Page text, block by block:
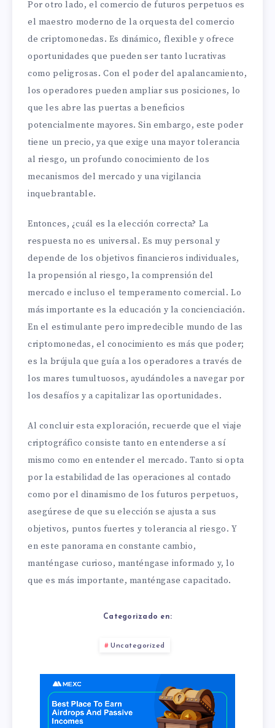
Por otro lado, el comercio de futuros perpetuos es
el maestro moderno de la orquesta del comercio
de criptomonedas. Es dinámico, flexible y ofrece
oportunidades que pueden ser tanto lucrativas
como peligrosas. Con el poder del apalancamiento,
los operadores pueden ampliar sus posiciones, lo
que les abre las puertas a beneficios
potencialmente mayores. Sin embargo, este poder
tiene un precio, ya que exige una mayor tolerancia
al riesgo, un profundo conocimiento de los
mecanismos del mercado y una vigilancia
inquebrantable.
Entonces, ¿cuál es la elección correcta? La
respuesta no es universal. Es muy personal y
depende de los objetivos financieros individuales,
la propensión al riesgo, la comprensión del
mercado e incluso el temperamento comercial. Lo
más importante es la educación y la concienciación.
En el estimulante pero impredecible mundo de las
criptomonedas, el conocimiento es más que poder;
es la brújula que guía a los operadores a través de
los mares tumultuosos, ayudándoles a navegar por
los desafíos y a capitalizar las oportunidades.
Al concluir esta exploración, recuerde que el viaje
criptográfico consiste tanto en entenderse a sí
mismo como en entender el mercado. Tanto si opta
por la estabilidad de las operaciones al contado
como por el dinamismo de los futuros perpetuos,
asegúrese de que su elección se ajusta a sus
objetivos, puntos fuertes y tolerancia al riesgo. Y
en este panorama en constante cambio,
manténgase curioso, manténgase informado y, lo
que es más importante, manténgase capacitado.
Categorizado en:
Uncategorized